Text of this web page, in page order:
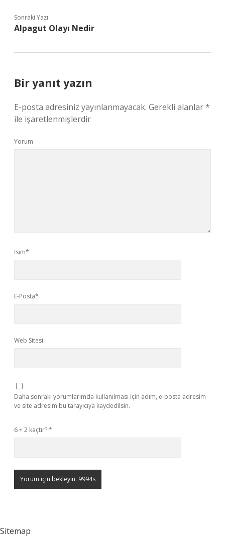
Sonraki Yazı
Alpagut Olayı Nedir
Bir yanıt yazın
E-posta adresiniz yayınlanmayacak. Gerekli alanlar*
ile işaretlenmişlerdir
Yorum
İsim*
E-Posta*
Web Sitesi
Daha sonraki yorumlarımda kullanılması için adım, e-posta adresim
ve site adresim bu tarayıcıya kaydedilsin.
6 + 2 kaçtır?*
Sitemap